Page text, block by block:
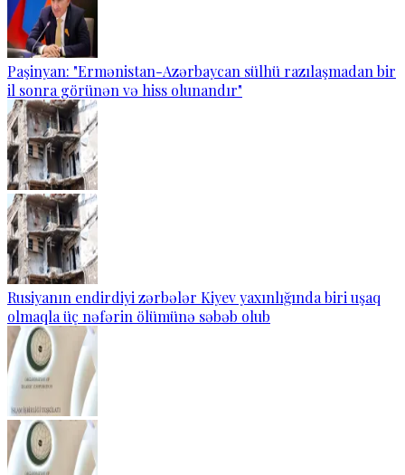
Paşinyan: "Ermənistan-Azərbaycan sülhü razılaşmadan bir
il sonra görünən və hiss olunandır"
Rusiyanın endirdiyi zərbələr Kiyev yaxınlığında biri uşaq
olmaqla üç nəfərin ölümünə səbəb olub